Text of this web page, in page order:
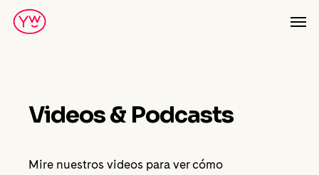
Skip
Videos & Podcasts
Mire nuestros videos para ver cómo